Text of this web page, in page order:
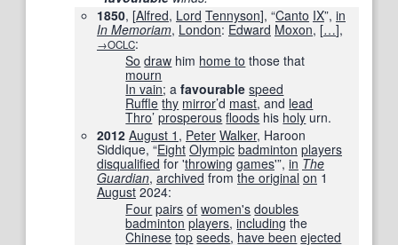
1850, [Alfred, Lord Tennyson], “Canto IX”, in
In Memoriam, London: Edward Moxon, […],
→OCLC:
So draw him home to those that
mourn
In vain; afavourable speed
Ruffle thy mirror’d mast, and lead
Thro’prosperous floods his holy urn.
2012 August 1 , Peter Walker, Haroon
Siddique, “Eight Olympic badminton players
disqualified for 'throwing games'”, in The
Guardian‎, archived from the original on 1
August 2024:
Four pairs of women's doubles
badminton players,including the
Chinese top seeds, have been ejected